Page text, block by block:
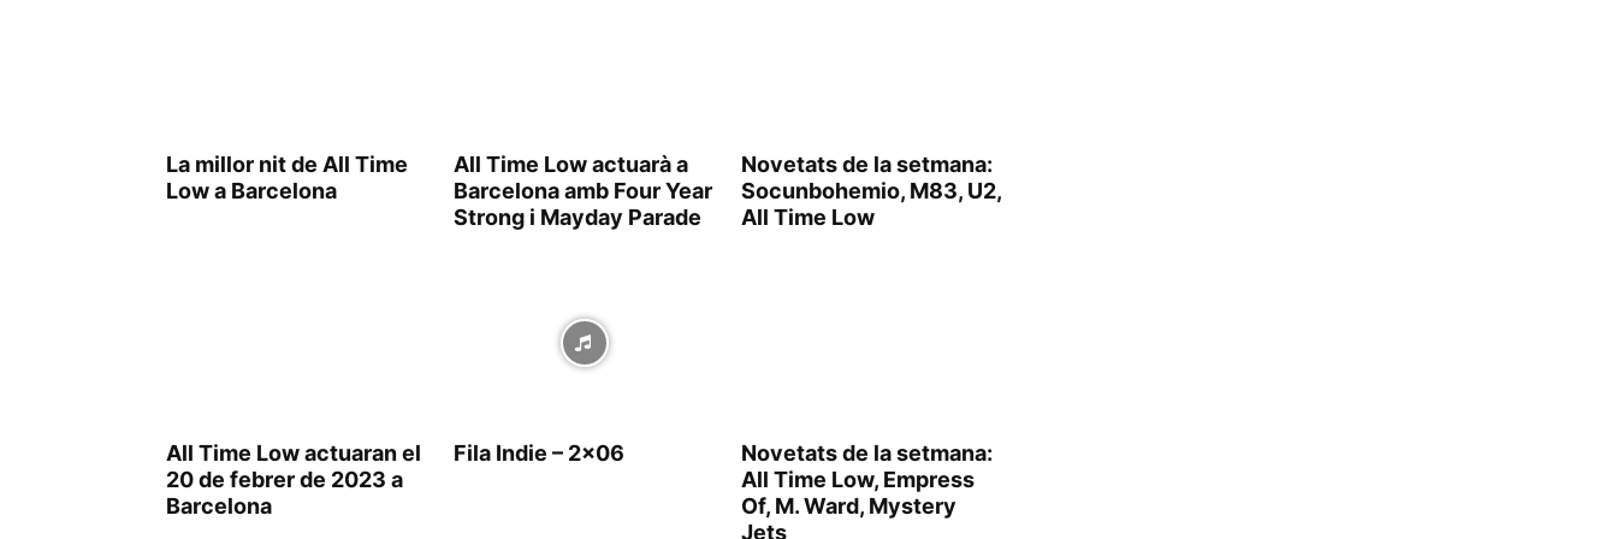
La millor nit de All Time
Low a Barcelona
All Time Low actuarà a
Barcelona amb Four Year
Strong i Mayday Parade
Novetats de la setmana:
Socunbohemio, M83, U2,
All Time Low
All Time Low actuaran el
20 de febrer de 2023 a
Barcelona
Fila Indie – 2×06
Novetats de la setmana:
All Time Low, Empress
Of, M. Ward, Mystery
Jets